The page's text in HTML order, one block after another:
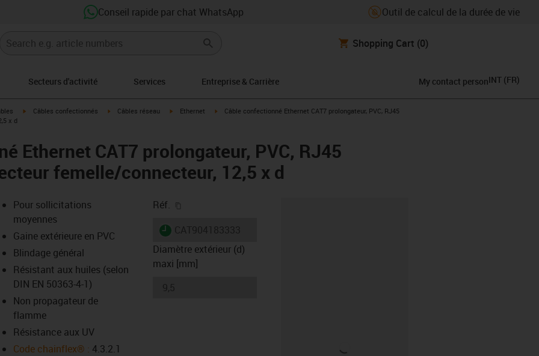
Conseil rapide par chat WhatsApp Outil de calcul de la durée de vie
Shopping Cart (0)
Secteurs d'activité Services Entreprise & Carrière My contact personINT (FR)
igus-icon-arrow-right
Câbles confectionnés igus-icon-arrow-right
Câbles réseau igus-icon-arrow-right
Ethernet igus-icon-arrow-right
Câble confectionné Ethernet CAT7 prolongateur, PVC, RJ45
x d
Ethernet CAT7 prolongateur, PVC, RJ45
femelle/connecteur, 12,5 x d
icon-lupe
icon-lupe
Pour sollicitations
moyennes
Gaine extérieure en PVC
Blindage général
Résistant aux huiles (selon
DIN EN 50363-4-1)
Non propagateur de
flamme
Résistance aux UV
Code chainflex® : 4.3.2.1
Réf.
igus-icon-lieferzeit
Diamètre extérieur (d)
maxi [mm]